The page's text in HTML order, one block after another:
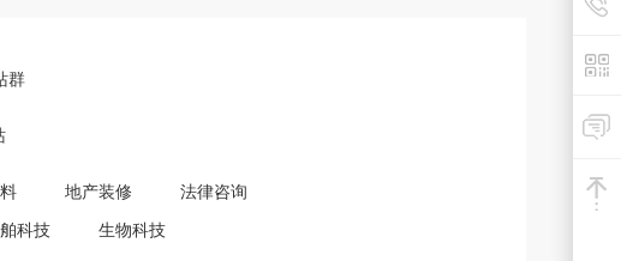
群
地产装修 法律咨询
科技 生物科技